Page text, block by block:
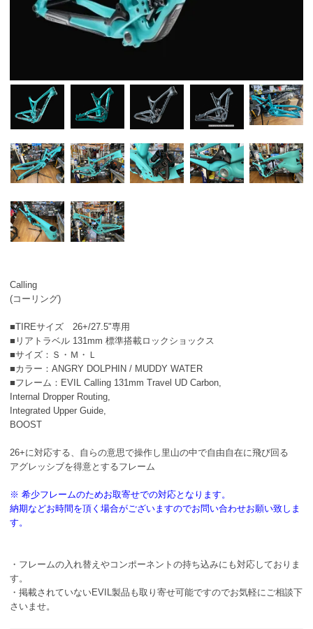
Calling
(コーリング)
■TIREサイズ 26+/27.5"専用
■リアトラベル 131mm 標準搭載ロックショックス
■サイズ：Ｓ・Ｍ・Ｌ
■カラー：ANGRY DOLPHIN / MUDDY WATER
■フレーム：EVIL Calling 131mm Travel UD Carbon,
Internal Dropper Routing,
Integrated Upper Guide,
BOOST
26+に対応する、自らの意思で操作し里山の中で自由自在に飛び回る
アグレッシブを得意とするフレーム
※ 希少フレームのためお取寄せでの対応となります。
納期などお時間を頂く場合がございますのでお問い合わせお願い致しま
す。
・フレームの入れ替えやコンポーネントの持ち込みにも対応しておりま
す。
・掲載されていないEVIL製品も取り寄せ可能ですのでお気軽にご相談下
さいませ。